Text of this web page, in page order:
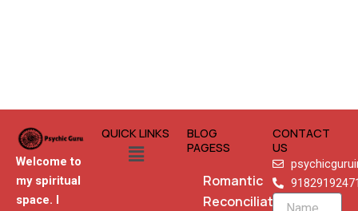
Welcome to
my spiritual
space. I
QUICK LINKS
Menu
BLOG
PAGESS
Romantic
Reconciliation
CONTACT
US
Name